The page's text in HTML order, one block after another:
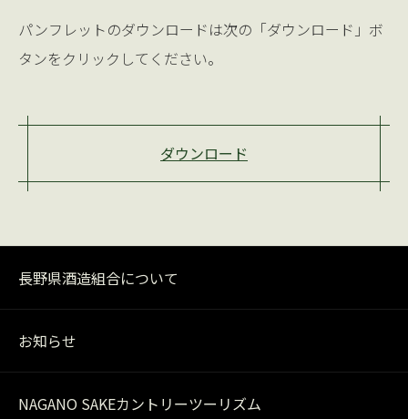
パンフレットのダウンロードは次の「ダウンロード」ボ
タンをクリックしてください。
ダウンロード
長野県酒造組合について
お知らせ
NAGANO SAKEカントリーツーリズム